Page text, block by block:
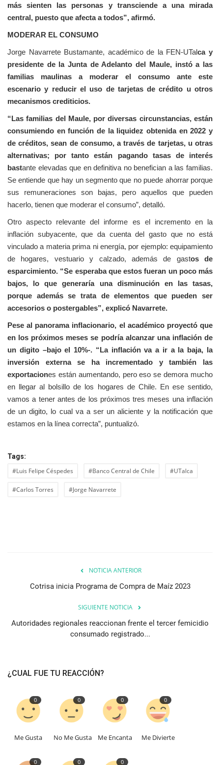
más sienten las personas y transciende a una mirada
central, puesto que afecta a todos”, afirmó.
MODERAR EL CONSUMO
Jorge Navarrete Bustamante, académico de la FEN-UTalca y
presidente de la Junta de Adelanto del Maule, instó a las
familias maulinas a moderar el consumo ante este
escenario y reducir el uso de tarjetas de crédito u otros
mecanismos crediticios.
“Las familias del Maule, por diversas circunstancias, están
consumiendo en función de la liquidez obtenida en 2022 y
de créditos, sean de consumo, a través de tarjetas, u otras
alternativas; por tanto están pagando tasas de interés
bastante elevadas que en definitiva no benefician a las familias.
Se entiende que hay un segmento que no puede ahorrar porque
sus remuneraciones son bajas, pero aquellos que pueden
hacerlo, tienen que moderar el consumo”, detalló.
Otro aspecto relevante del informe es el incremento en la
inflación subyacente, que da cuenta del gasto que no está
vinculado a materia prima ni energía, por ejemplo: equipamiento
de hogares, vestuario y calzado, además de gastos de
esparcimiento. “Se esperaba que estos fueran un poco más
bajos, lo que generaría una disminución en las tasas,
porque además se trata de elementos que pueden ser
accesorios o postergables”, explicó Navarrete.
Pese al panorama inflacionario, el académico proyectó que
en los próximos meses se podría alcanzar una inflación de
un digito –bajo el 10%-. “La inflación va a ir a la baja, la
inversión externa se ha incrementado y también las
exportaciones están aumentando, pero eso se demora mucho
en llegar al bolsillo de los hogares de Chile. En ese sentido,
vamos a tener antes de los próximos tres meses una inflación
de un digito, lo cual va a ser un aliciente y la notificación que
estamos en la línea correcta”, puntualizó.
Tags:
#Luis Felipe Céspedes #Banco Central de Chile #UTalca
#Carlos Torres #Jorge Navarrete
NOTICIA ANTERIOR
Cotrisa inicia Programa de Compra de Maíz 2023
SIGUIENTE NOTICIA
Autoridades regionales reaccionan frente el tercer femicidio
consumado registrado...
¿CUAL FUE TU REACCIÓN?
0
Me Gusta
0
No Me Gusta
0
Me Encanta
0
Me Divierte
0 0 0